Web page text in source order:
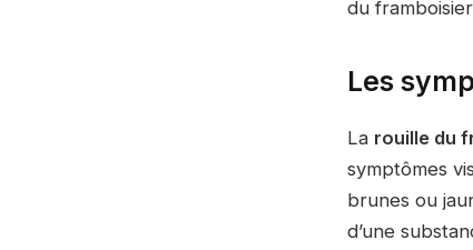
du
Les
La rouille du
symptômes
brunes ou
d’une